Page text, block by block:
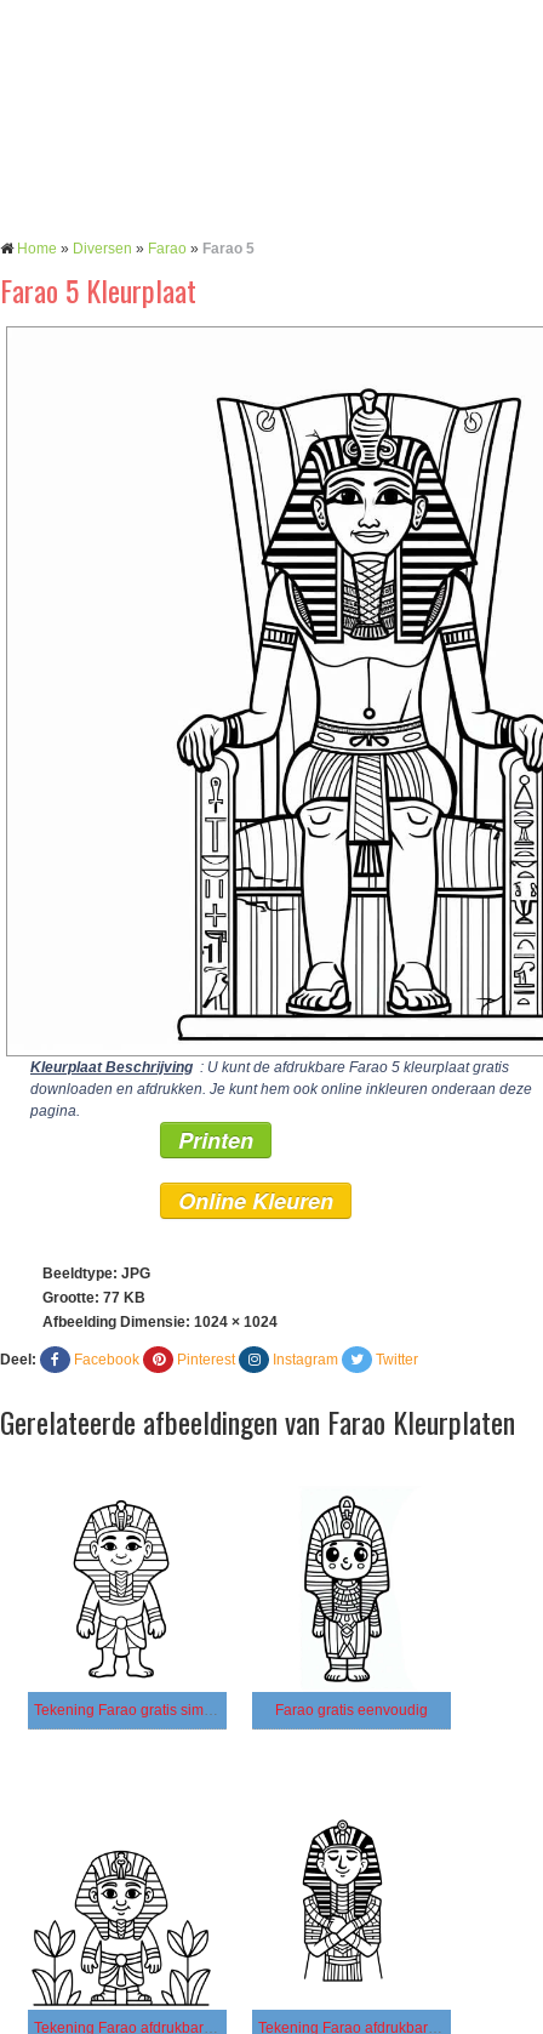
Home » Diversen » Farao » Farao 5
Farao 5 Kleurplaat
Kleurplaat Beschrijving : U kunt de afdrukbare Farao 5 kleurplaat gratis
downloaden en afdrukken. Je kunt hem ook online inkleuren onderaan deze
pagina.
Printen
Online Kleuren
Beeldtype: JPG
Grootte: 77 KB
Afbeelding Dimensie: 1024 × 1024
Deel: Facebook Pinterest Instagram Twitter
Gerelateerde afbeeldingen van Farao Kleurplaten
Tekening Farao gratis simpel Farao gratis eenvoudig
Tekening Farao afdrukbare simpel Tekening Farao afdrukbare eenvoudig